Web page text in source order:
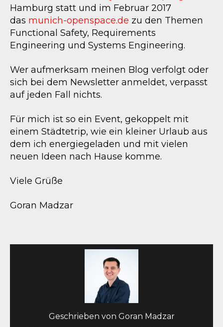
Hamburg statt und im Februar 2017
das munich-openspace.de zu den Themen
Functional Safety, Requirements
Engineering und Systems Engineering.
Wer aufmerksam meinen Blog verfolgt oder
sich bei dem Newsletter anmeldet, verpasst
auf jeden Fall nichts.
Für mich ist so ein Event, gekoppelt mit
einem Städtetrip, wie ein kleiner Urlaub aus
dem ich energiegeladen und mit vielen
neuen Ideen nach Hause komme.
Viele Grüße
Goran Madzar
Geschrieben von Goran Madzar